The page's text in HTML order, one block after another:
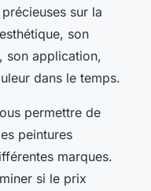
sur la
son
son application,
dans le temps.
permettre de
peintures
marques.
si le prix